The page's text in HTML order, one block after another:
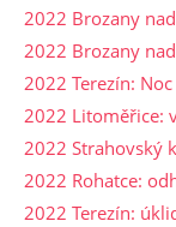
2022 Brozany
2022 Brozany
2022 Terezín:
2022 Litoměřice:
2022 Strahovský
2022 Rohatce:
2022 Terezín: